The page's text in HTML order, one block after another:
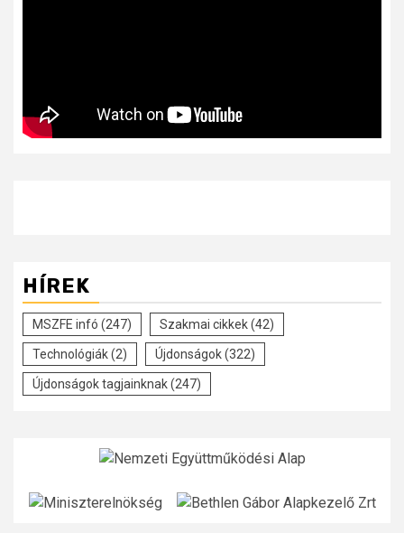
HÍREK
MSZFE infó (247) Szakmai cikkek(42)
Technológiák(2) Újdonságok(322)
Újdonságok tagjainknak(247)